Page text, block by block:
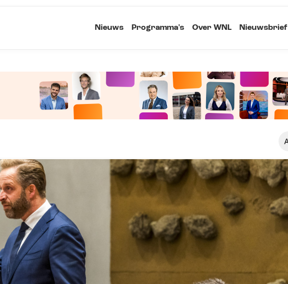
Nieuws Programma's Over WNL Nieuwsbrief
Klein
Standaard
Groot
Kopieer link